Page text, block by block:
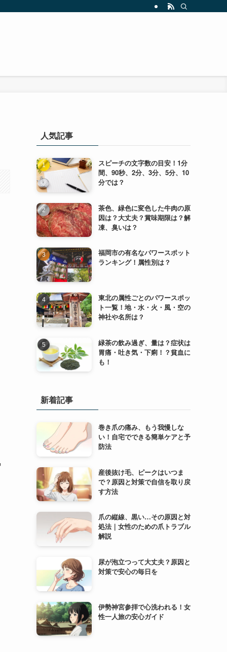
人気記事
スピーチの文字数の目安！1分
間、90秒、2分、3分、5分、10
分では？
茶色、緑色に変色した牛肉の原
因は？大丈夫？賞味期限は？解
凍、臭いは？
福岡市の有名なパワースポット
ランキング！属性別は？
東北の属性ごとのパワースポッ
ト一覧！地・水・火・風・空の
神社や名所は？
緑茶の飲み過ぎ、量は？症状は
胃痛・吐き気・下痢！？貧血に
も！
新着記事
巻き爪の痛み、もう我慢しな
い！自宅でできる簡単ケアと予
防法
産後抜け毛、ピークはいつま
で？原因と対策で自信を取り戻
す方法
爪の縦線、黒い…その原因と対
処法｜女性のための爪トラブル
解説
尿が泡立つって大丈夫？原因と
対策で安心の毎日を
伊勢神宮参拝で心洗われる！女
性一人旅の安心ガイド